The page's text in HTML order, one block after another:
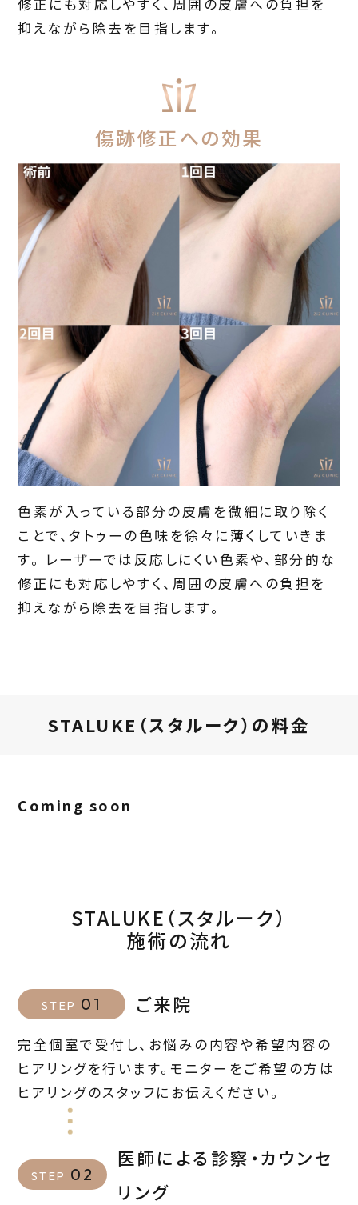
修正にも対応しやすく、周囲の皮膚への負担を
抑えながら除去を目指します。
傷跡修正への効果
色素が入っている部分の皮膚を微細に取り除く
ことで、タトゥーの色味を徐々に薄くしていきま
す。 レーザーでは反応しにくい色素や、部分的な
修正にも対応しやすく、周囲の皮膚への負担を
抑えながら除去を目指します。
STALUKE（スタルーク）の料金
Coming soon
STALUKE（スタルーク）
施術の流れ
STEP 01 ご来院
完全個室で受付し、お悩みの内容や希望内容の
ヒアリングを行います。モニターをご希望の方は
ヒアリングのスタッフにお伝えください。
STEP 02
医師による診察・カウンセ
リング